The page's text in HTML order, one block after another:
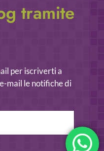
tramite
per iscriverti a
mail le notifiche di